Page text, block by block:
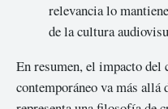
relevancia lo
de la cultura
En resumen, el impacto
contemporáneo va más